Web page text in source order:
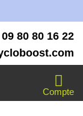
09 80 80 16 22
Compte